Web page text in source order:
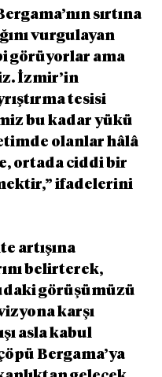
sırtına
vurgulayan
görüyorlar ama
İzmir’in
tesisi
bu kadar yükü
olanlar hâlâ
ortada ciddi bir
ifadelerini
artışına
belirterek,
görüşümüzü
karşı
asla kabul
Bergama’ya